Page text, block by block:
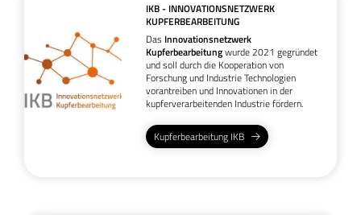
IKB - INNOVATIONSNETZWERK
KUPFERBEARBEITUNG
Das Innovationsnetzwerk
Kupferbearbeitungwurde 2021 gegründet
und soll durch die Kooperation von
Forschung und Industrie Technologien
vorantreiben und Innovationen in der
kupferverarbeitenden Industrie fördern.
Kupferbearbeitung IKB